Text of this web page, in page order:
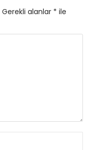
Gerekli alanlar * ile